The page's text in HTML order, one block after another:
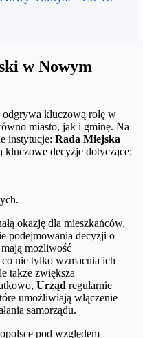
w Nowym
odgrywa kluczową rolę w
miasto, jak i gminę. Na
instytucje: Rada Miejska
kluczowe decyzje dotyczące:
okazję dla mieszkańców,
podejmowania decyzji o
możliwość
co nie tylko wzmacnia ich
także zwiększa
Urząd regularnie
umożliwiają włączenie
samorządu.
pod względem